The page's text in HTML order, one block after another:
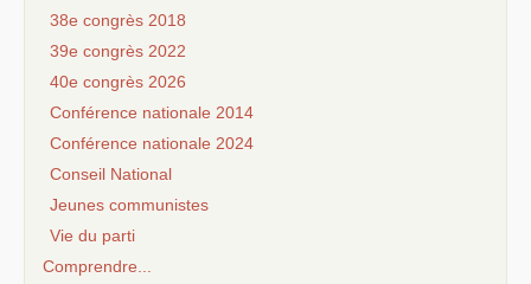
38e congrès 2018
39e congrès 2022
40e congrès 2026
Conférence nationale 2014
Conférence nationale 2024
Conseil National
Jeunes communistes
Vie du parti
Comprendre...